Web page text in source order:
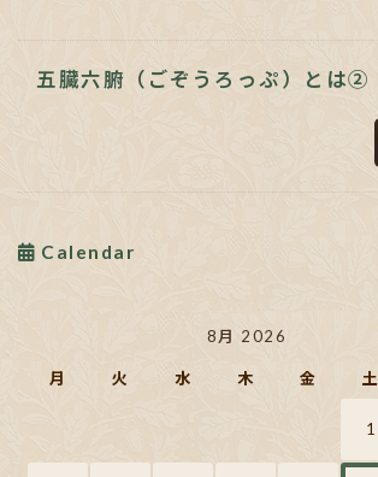
五臓六腑（ごぞうろっぷ）とは②
Calendar
8月 2026
月 火 水 木 金 土
1